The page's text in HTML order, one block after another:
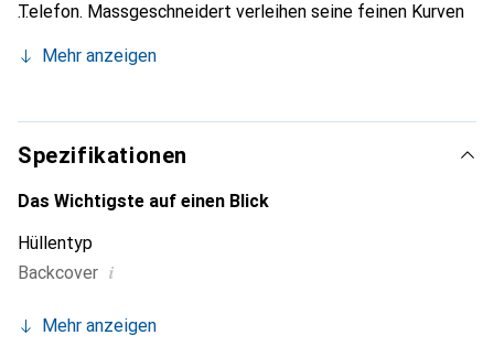
Telefon. Massgeschneidert verleihen seine feinen Kurven
unverzichtbaren Accessoire Ihres Smartphones.
die Marke Noreve eine sichere Wahl für eine
anspruchsvolle Kundschaft.
Mehr anzeigen
Spezifikationen
Das Wichtigste auf einen Blick
Hüllentyp
Backcover i
Mehr anzeigen